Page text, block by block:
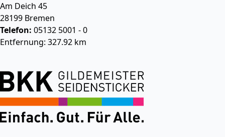
Am Deich 45
28199 Bremen
Telefon: 05132 5001 - 0
Entfernung: 327.92 km